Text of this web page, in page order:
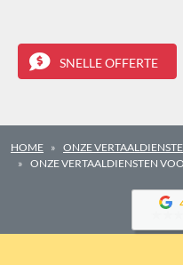
SNELLE OFFERTE
HOME
ONZE
ONZE VERTAALDIENSTEN